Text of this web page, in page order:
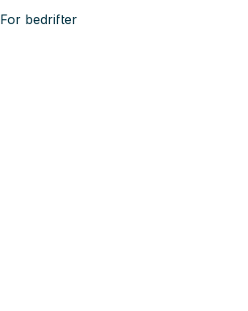
For bedrifter